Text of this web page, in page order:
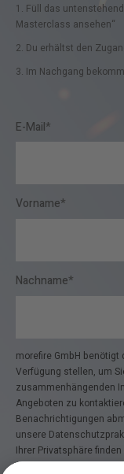
1. Füll das
Masterclass ansehen“
2. Du erhältst den
3. Im Nachgang
E-Mail*
Vorname*
Nachname*
morefire GmbH
Verfügung stellen, um
zusammenhängenden
Angeboten zu
Benachrichtigungen
unsere
Ihrer Privatsphäre finden
morefire.